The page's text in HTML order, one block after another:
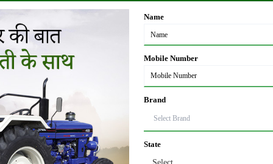
लगभग 41 रुपये प्रति किलो के हिसाब से बेची जा रही है। हालांकि, भाव में उपस्थित
मतलब कि खाद्य महंगाई पर रोक लगाने में सहायता मिलेगी। असलियत मे इस वर्ष
महंगा हुआ है। ऐसे में बढ़ते भावों पर रोक लगाने हेतु FCI को खुले बाजार में गेहूं बेचना
ने बताया है, कि FCI के इस कदम से भी भावों में कमी दर्ज की गई है।
इससे आमजन मानस का घरेलु बजट डगमगा गया है। ऐसी स्थिति में FCI द्वारा खुदरा
खुला बाजार बिक्री योजना के अंतर्गत पांच ई-नीलामी में 28.86 लाख टन गेहूं विक्रय
भाव में और कमी आ सकती है। जानकारी के अनुसार, अगले माह एक अप्रैल से गेहूं की
है, अब तक 8 प्रदेशों में इतने लाख मीट्रिक टन बिका गेंहू
Name
Mobile Number
Brand
State